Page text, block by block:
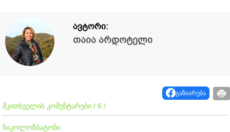
ავტორი:
თაია არდოტელი
გაზიარება
მკითხველის კომენტარები / 6 /
ნიკოლოზბატონი